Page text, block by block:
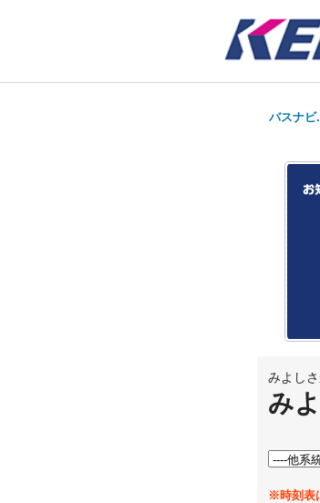
バスナビ
みよしさ
み
※時刻表